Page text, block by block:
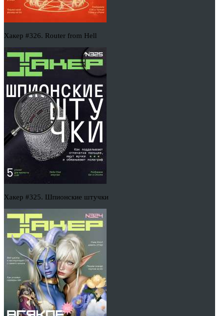
Хакер #326. Router from Hell
Хакер #325. Шпионские штучки